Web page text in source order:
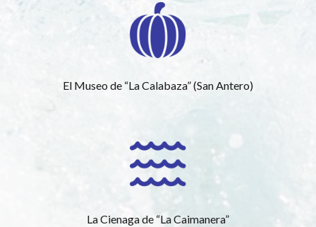
El Museo de “La Calabaza” (San Antero)
La Cienaga de “La Caimanera”